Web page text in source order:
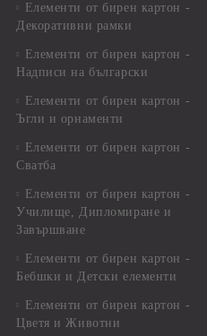
Елементи от бирен картон -
Декоративни рамки
Елементи от бирен картон -
Надписи на български
Елементи от бирен картон -
Ъгли и орнаменти
Елементи от бирен картон -
Сватба
Елементи от бирен картон -
Училище, Дипломиране и
Завършване
Елементи от бирен картон -
Бебшки и Детски елементи
Елементи от бирен картон -
Цветя и Животни